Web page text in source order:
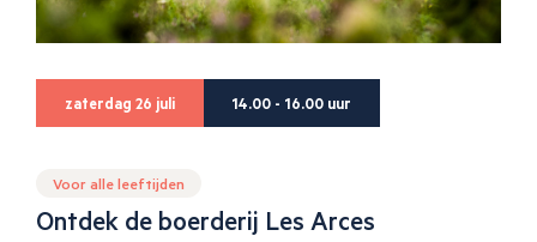
zaterdag 26 juli 14.00 - 16.00 uur
Voor alle leeftijden
Ontdek de boerderij Les Arces